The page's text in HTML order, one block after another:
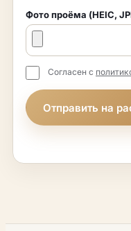
Фото проёма (HEIC,
Согласен с
Отправить на